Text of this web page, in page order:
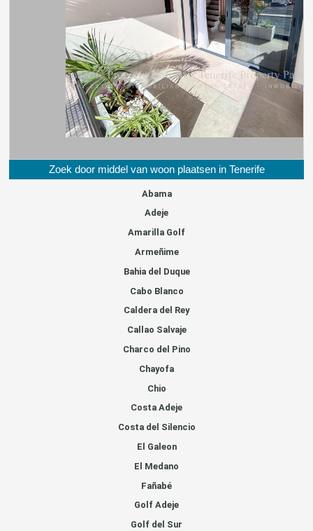
Zoek door middel van woon plaatsen in Tenerife
Abama
Adeje
Amarilla Golf
Armeñime
Bahia del Duque
Cabo Blanco
Caldera del Rey
Callao Salvaje
Charco del Pino
Chayofa
Chio
Costa Adeje
Costa del Silencio
El Galeon
El Medano
Fañabé
Golf Adeje
Golf del Sur